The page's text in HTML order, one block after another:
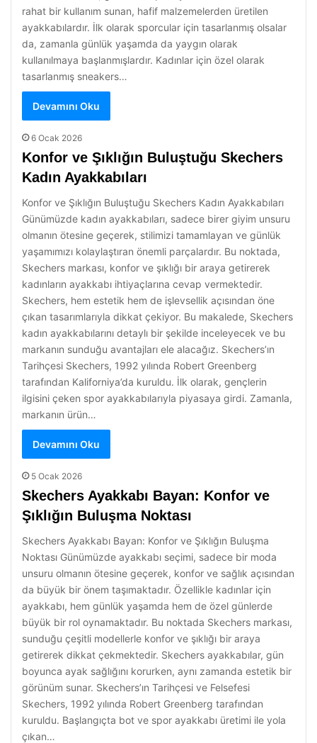
rahat bir kullanım sunan, hafif malzemelerden üretilen
ayakkabılardır. İlk olarak sporcular için tasarlanmış olsalar
da, zamanla günlük yaşamda da yaygın olarak
kullanılmaya başlanmışlardır. Kadınlar için özel olarak
tasarlanmış sneakers…
Devamını Oku
6 Ocak 2026
Konfor ve Şıklığın Buluştuğu Skechers
Kadın Ayakkabıları
Konfor ve Şıklığın Buluştuğu Skechers Kadın Ayakkabıları
Günümüzde kadın ayakkabıları, sadece birer giyim unsuru
olmanın ötesine geçerek, stilimizi tamamlayan ve günlük
yaşamımızı kolaylaştıran önemli parçalardır. Bu noktada,
Skechers markası, konfor ve şıklığı bir araya getirerek
kadınların ayakkabı ihtiyaçlarına cevap vermektedir.
Skechers, hem estetik hem de işlevsellik açısından öne
çıkan tasarımlarıyla dikkat çekiyor. Bu makalede, Skechers
kadın ayakkabılarını detaylı bir şekilde inceleyecek ve bu
markanın sunduğu avantajları ele alacağız. Skechers’ın
Tarihçesi Skechers, 1992 yılında Robert Greenberg
tarafından Kaliforniya’da kuruldu. İlk olarak, gençlerin
ilgisini çeken spor ayakkabılarıyla piyasaya girdi. Zamanla,
markanın ürün…
Devamını Oku
5 Ocak 2026
Skechers Ayakkabı Bayan: Konfor ve
Şıklığın Buluşma Noktası
Skechers Ayakkabı Bayan: Konfor ve Şıklığın Buluşma
Noktası Günümüzde ayakkabı seçimi, sadece bir moda
unsuru olmanın ötesine geçerek, konfor ve sağlık açısından
da büyük bir önem taşımaktadır. Özellikle kadınlar için
ayakkabı, hem günlük yaşamda hem de özel günlerde
büyük bir rol oynamaktadır. Bu noktada Skechers markası,
sunduğu çeşitli modellerle konfor ve şıklığı bir araya
getirerek dikkat çekmektedir. Skechers ayakkabılar, gün
boyunca ayak sağlığını korurken, aynı zamanda estetik bir
görünüm sunar. Skechers’ın Tarihçesi ve Felsefesi
Skechers, 1992 yılında Robert Greenberg tarafından
kuruldu. Başlangıçta bot ve spor ayakkabı üretimi ile yola
çıkan…